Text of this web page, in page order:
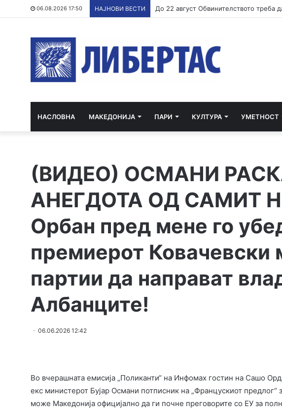
06.08.2026 17:50 НАЈНОВИ ВЕСТИ
НАСЛОВНА МАКЕДОНИЈА ПАРИ КУЛТУРА УМЕТНОСТ
(ВИДЕО) ОСМАНИ
АНЕГДОТА ОД САМИТ
Орбан пред мене го
премиерот Ковачевски
партии да направат
Албанците!
06.06.2026 12:42
Во вчерашната емисија „Поликанти“ на Инфомах гостин на Сашо
екс министерот Бујар Османи потписник на „Францускиот предлог“
може Македонија официјално да ги почне преговорите со ЕУ за